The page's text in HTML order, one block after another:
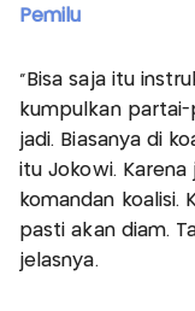
Pemilu
"Bisa saja itu
kumpulkan partai-
jadi. Biasanya di
itu Jokowi. Karena
komandan
pasti akan diam.
jelasnya.